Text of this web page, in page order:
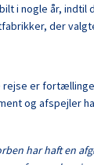
i nogle år,
der
er
og afspejler
har haft en